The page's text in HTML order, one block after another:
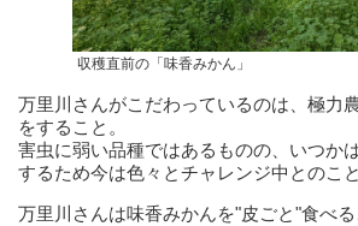
収穫直前の「味香みかん」
万里川さんがこだわっているのは、極力
をすること。
害虫に弱い品種ではあるものの、いつか
するため今は色々とチャレンジ中とのこと
万里川さんは味香みかんを"皮ごと"食べ